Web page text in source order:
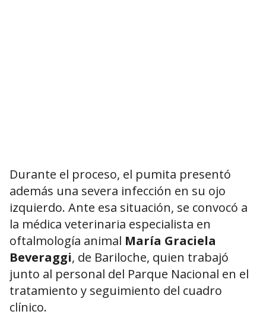
Durante el proceso, el pumita presentó
además una severa infección en su ojo
izquierdo. Ante esa situación, se convocó a
la médica veterinaria especialista en
oftalmología animal María Graciela
Beveraggi, de Bariloche, quien trabajó
junto al personal del Parque Nacional en el
tratamiento y seguimiento del cuadro
clínico.